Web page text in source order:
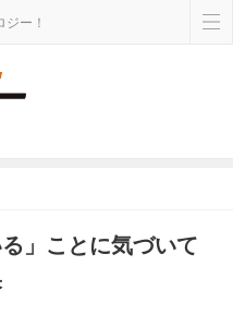
ー！
」ことに気づいて